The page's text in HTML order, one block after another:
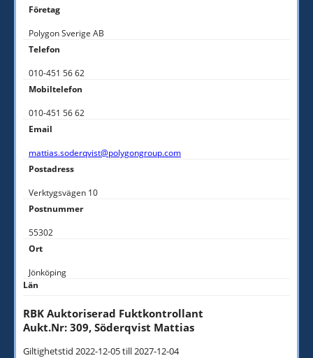
Företag
Polygon Sverige AB
Telefon
010-451 56 62
Mobiltelefon
010-451 56 62
Email
mattias.soderqvist@polygongroup.com
Postadress
Verktygsvägen 10
Postnummer
55302
Ort
Jönköping
Län
RBK Auktoriserad Fuktkontrollant
Aukt.Nr: 309, Söderqvist Mattias
Giltighetstid 2022-12-05 till 2027-12-04